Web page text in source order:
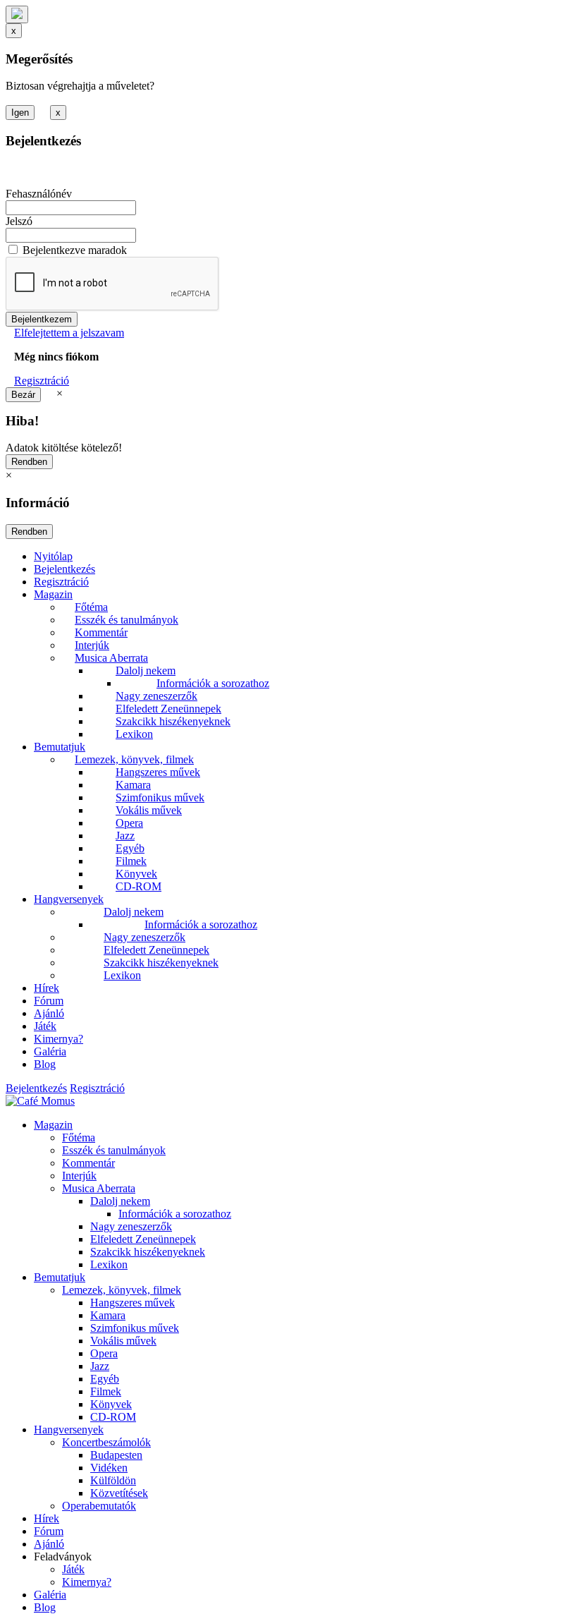
x
Megerősítés
Biztosan végrehajtja a műveletet?
x
Bejelentkezés
Fehasználónév
Jelszó
Bejelentkezve maradok
Elfelejtettem a jelszavam
Még nincs fiókom
Regisztráció
×
Hiba!
Adatok kitöltése kötelező!
×
Információ
Nyitólap
Bejelentkezés
Regisztráció
Magazin
Főtéma
Esszék és tanulmányok
Kommentár
Interjúk
Musica Aberrata
Dalolj nekem
Információk a sorozathoz
Nagy zeneszerzők
Elfeledett Zeneünnepek
Szakcikk hiszékenyeknek
Lexikon
Bemutatjuk
Lemezek, könyvek, filmek
Hangszeres művek
Kamara
Szimfonikus művek
Vokális művek
Opera
Jazz
Egyéb
Filmek
Könyvek
CD-ROM
Hangversenyek
Dalolj nekem
Információk a sorozathoz
Nagy zeneszerzők
Elfeledett Zeneünnepek
Szakcikk hiszékenyeknek
Lexikon
Hírek
Fórum
Ajánló
Játék
Kimernya?
Galéria
Blog
Bejelentkezés Regisztráció
Magazin
Főtéma
Esszék és tanulmányok
Kommentár
Interjúk
Musica Aberrata
Dalolj nekem
Információk a sorozathoz
Nagy zeneszerzők
Elfeledett Zeneünnepek
Szakcikk hiszékenyeknek
Lexikon
Bemutatjuk
Lemezek, könyvek, filmek
Hangszeres művek
Kamara
Szimfonikus művek
Vokális művek
Opera
Jazz
Egyéb
Filmek
Könyvek
CD-ROM
Hangversenyek
Koncertbeszámolók
Budapesten
Vidéken
Külföldön
Közvetítések
Operabemutatók
Hírek
Fórum
Ajánló
Feladványok
Játék
Kimernya?
Galéria
Blog